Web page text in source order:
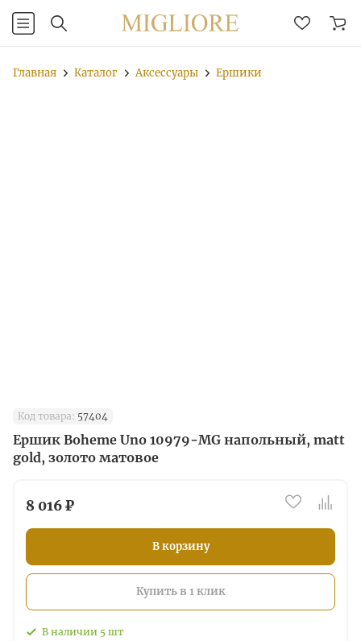
Главная Каталог Аксессуары Ершики
Код товара: 57404
Ершик Boheme Uno 10979-MG напольный, matt
gold, золото матовое
8 016 ₽
В корзину
Купить в 1 клик
В наличии 5 шт